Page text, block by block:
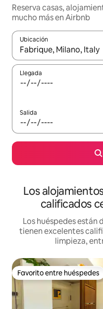
Reserva casas,
mucho más en Airbnb
Ubicación
Cuando los resultados
Llegada
Salida
Los
calificados
Los huéspedes están
tienen excelentes
limpieza,
Favorito entre huéspedes
Favorito entre huéspedes